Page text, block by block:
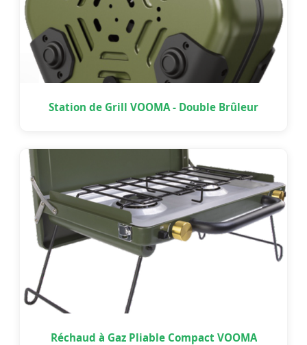
Station de Grill VOOMA - Double Brûleur
Réchaud à Gaz Pliable Compact VOOMA